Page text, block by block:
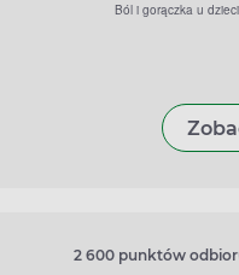
Ból i gorączka u dzieci
2 600 punktów